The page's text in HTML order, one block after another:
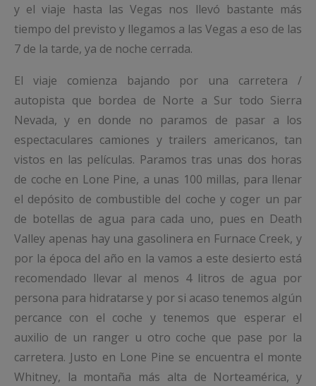
y el viaje hasta las Vegas nos llevó bastante más
tiempo del previsto y llegamos a las Vegas a eso de las
7 de la tarde, ya de noche cerrada.
El viaje comienza bajando por una carretera /
autopista que bordea de Norte a Sur todo Sierra
Nevada, y en donde no paramos de pasar a los
espectaculares camiones y trailers americanos, tan
vistos en las películas. Paramos tras unas dos horas
de coche en Lone Pine, a unas 100 millas, para llenar
el depósito de combustible del coche y coger un par
de botellas de agua para cada uno, pues en Death
Valley apenas hay una gasolinera en Furnace Creek, y
por la época del año en la vamos a este desierto está
recomendado llevar al menos 4 litros de agua por
persona para hidratarse y por si acaso tenemos algún
percance con el coche y tenemos que esperar el
auxilio de un ranger u otro coche que pase por la
carretera. Justo en Lone Pine se encuentra el monte
Whitney, la montaña más alta de Norteamérica, y